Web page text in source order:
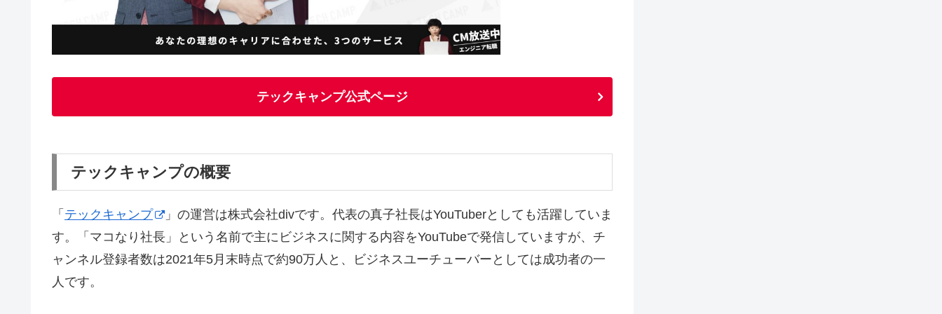
テックキャンプ公式ページ
テックキャンプの概要
「 テックキャンプ
」の運営は株式会社divです。代表の真子社長はYouTuberとしても活躍していま
す。「マコなり社長」という名前で主にビジネスに関する内容をYouTubeで発信していますが、チ
ャンネル登録者数は2021年5月末時点で約90万人と、ビジネスユーチューバーとしては成功者の一
人です。